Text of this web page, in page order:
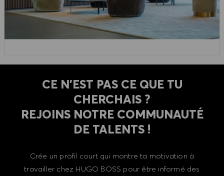
CE N'EST PAS CE QUE TU
CHERCHAIS ?
REJOINS NOTRE COMMUNAUTÉ
DE TALENTS !
Crée un profil court qui montre ta motivation à
travailler chez HUGO BOSS pour être informé des